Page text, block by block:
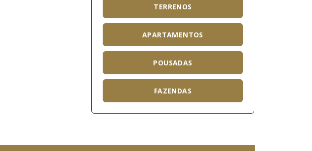
TERRENOS
APARTAMENTOS
POUSADAS
FAZENDAS